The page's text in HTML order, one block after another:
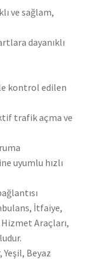
ve sağlam,
dayanıklı
kontrol edilen
trafik açma ve
uyumlu hızlı
İtfaiye,
Araçları,
Yeşil, Beyaz